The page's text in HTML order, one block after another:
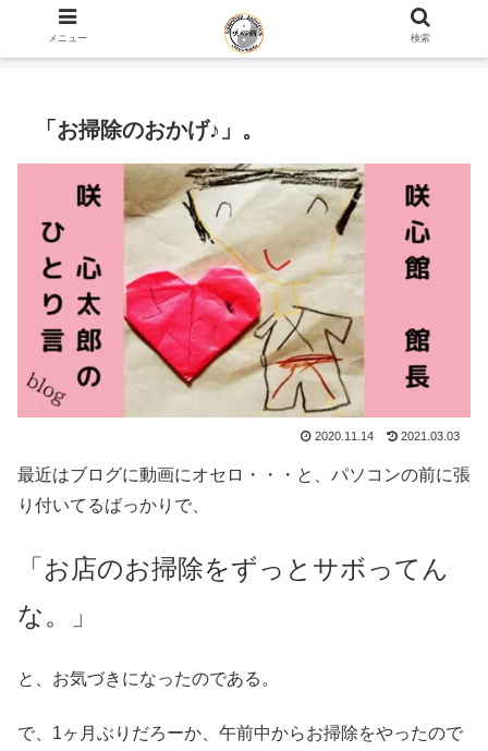
ホーム 咲心館 館長 咲 心太郎のひとり言 blog
「お掃除のおかげ♪」。
2020.11.14 2021.03.03
最近はブログに動画にオセロ・・・と、パソコンの前に張
り付いてるばっかりで、
「お店のお掃除をずっとサボってん
な。」
と、お気づきになったのである。
で、1ヶ月ぶりだろーか、午前中からお掃除をやったので
メニュー 検索